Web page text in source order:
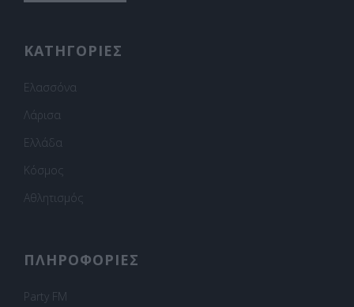
ΚΑΤΗΓΟΡΙΕΣ
Ελασσόνα
Λάρισα
Ελλάδα
Κόσμος
Αθλητισμός
ΠΛΗΡΟΦΟΡΙΕΣ
Party FM